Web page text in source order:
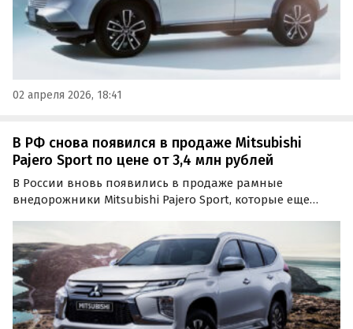
02 апреля 2026, 18:41
В РФ снова появился в продаже Mitsubishi
Pajero Sport по цене от 3,4 млн рублей
В России вновь появились в продаже рамные
внедорожники Mitsubishi Pajero Sport, которые еще
официально. Цены на них на одном из сайтов
объявлений начинаются от 3 400 000 рублей, сообщает
портал…